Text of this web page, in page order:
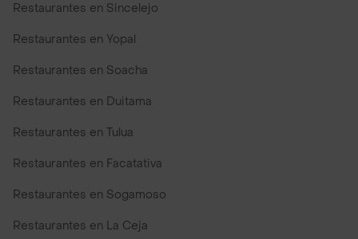
Restaurantes en Sincelejo
Restaurantes en Yopal
Restaurantes en Soacha
Restaurantes en Duitama
Restaurantes en Tulua
Restaurantes en Facatativa
Restaurantes en Sogamoso
Restaurantes en La Ceja